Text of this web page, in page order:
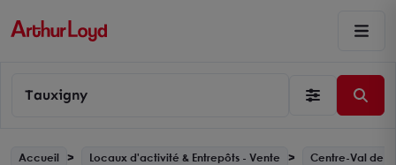
Tauxigny
Accueil Locaux d'activité & Entrepôts - Vente Centre-Val de